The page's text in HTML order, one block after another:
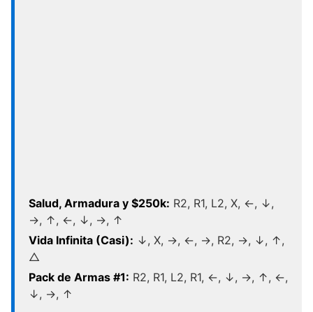
Salud, Armadura y $250k: R2, R1, L2, X, ←, ↓,
→, ↑, ←, ↓, →, ↑
Vida Infinita (Casi): ↓, X, →, ←, →, R2, →, ↓, ↑,
△
Pack de Armas #1: R2, R1, L2, R1, ←, ↓, →, ↑, ←,
↓, →, ↑